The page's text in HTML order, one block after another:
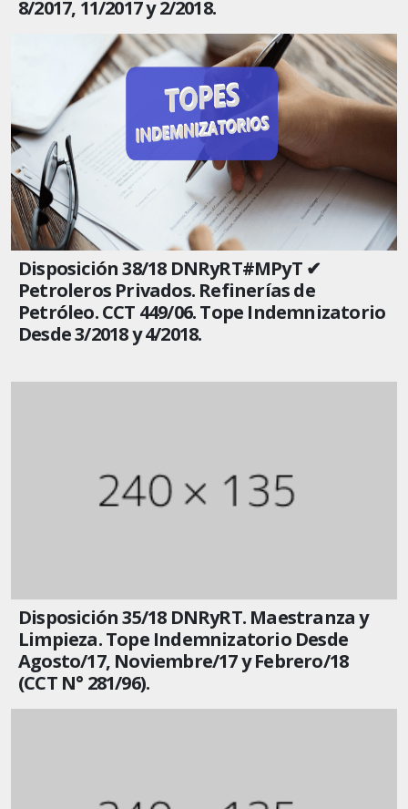
8/2017, 11/2017 y 2/2018.
Disposición 38/18 DNRyRT#MPyT ✔
Petroleros Privados. Refinerías de
Petróleo. CCT 449/06. Tope Indemnizatorio
Desde 3/2018 y 4/2018.
Disposición 35/18 DNRyRT. Maestranza y
Limpieza. Tope Indemnizatorio Desde
Agosto/17, Noviembre/17 y Febrero/18
(CCT N° 281/96).